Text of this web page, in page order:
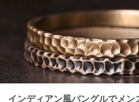
インディアン風バングルでメ